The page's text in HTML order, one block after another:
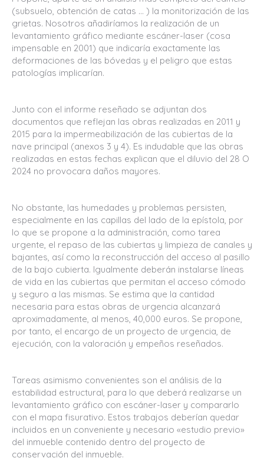
(subsuelo, obtención de catas … ) la monitorización de las
grietas. Nosotros añadiríamos la realización de un
levantamiento gráfico mediante escáner-laser (cosa
impensable en 2001) que indicaría exactamente las
deformaciones de las bóvedas y el peligro que estas
patologías implicarían.
Junto con el informe reseñado se adjuntan dos
documentos que reflejan las obras realizadas en 2011 y
2015 para la impermeabilización de las cubiertas de la
nave principal (anexos 3 y 4). Es indudable que las obras
realizadas en estas fechas explican que el diluvio del 28 O
2024 no provocara daños mayores.
No obstante, las humedades y problemas persisten,
especialmente en las capillas del lado de la epístola, por
lo que se propone a la administración, como tarea
urgente, el repaso de las cubiertas y limpieza de canales y
bajantes, así como la reconstrucción del acceso al pasillo
de la bajo cubierta. Igualmente deberán instalarse líneas
de vida en las cubiertas que permitan el acceso cómodo
y seguro a las mismas. Se estima que la cantidad
necesaria para estas obras de urgencia alcanzará
aproximadamente, al menos, 40,000 euros. Se propone,
por tanto, el encargo de un proyecto de urgencia, de
ejecución, con la valoración y empeños reseñados.
Tareas asimismo convenientes son el análisis de la
estabilidad estructural, para lo que deberá realizarse un
levantamiento gráfico con escáner-laser y compararlo
con el mapa fisurativo. Estos trabajos deberían quedar
incluidos en un conveniente y necesario «estudio previo»
del inmueble contenido dentro del proyecto de
conservación del inmueble.